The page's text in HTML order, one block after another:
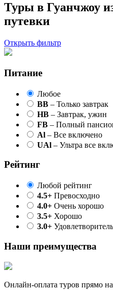
Туры в Гуанчжоу
путевки
Открыть фильтр
Питание
Любое
BB – Только завтрак
HB – Завтрак, ужин
FB – Полный
Al – Все включено
UAl – Ультра все
Рейтинг
Любой рейтинг
4.5+ Превосходно
4.0+ Очень хорошо
3.5+ Хорошо
3.0+
Наши преимущества
Онлайн-оплата туров прямо